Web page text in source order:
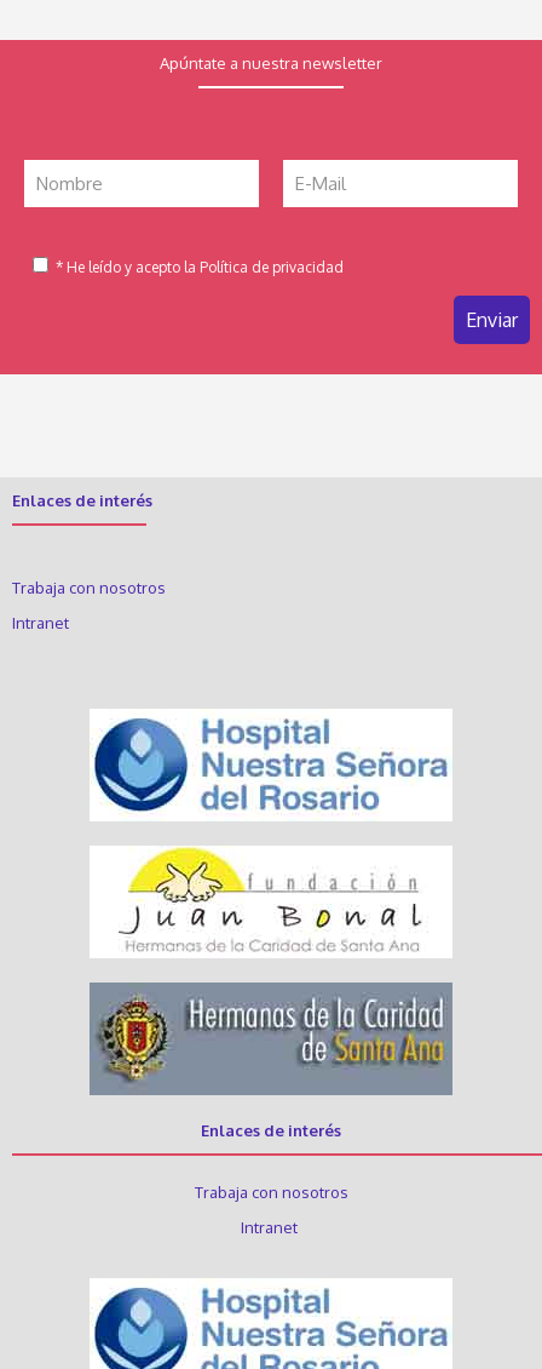
Apúntate a nuestra newsletter
* He leído y acepto la Política de privacidad
Enlaces de interés
Trabaja con nosotros
Intranet
Enlaces de interés
Trabaja con nosotros
Intranet